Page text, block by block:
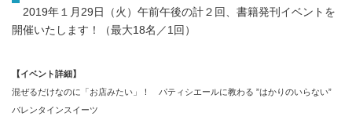
2019年１月29日（火）午前午後の計２回、書籍発刊イベントを
開催いたします！（最大18名／1回）
【イベント詳細】
混ぜるだけなのに「お店みたい」！ パティシエールに教わる ”はかりのいらない”
バレンタインスイーツ